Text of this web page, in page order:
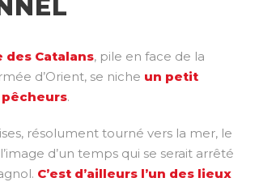
des Catalans, pile en face de la
d’Orient, se niche un petit
.
résolument tourné vers la mer, le
d’un temps qui se serait arrêté
C’est d’ailleurs l’un des lieux